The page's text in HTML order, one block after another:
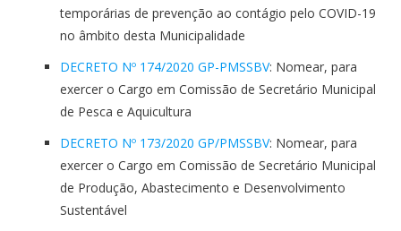
temporárias de prevenção ao contágio pelo COVID-19
no âmbito desta Municipalidade
DECRETO Nº 174/2020 GP-PMSSBV: Nomear, para
exercer o Cargo em Comissão de Secretário Municipal
de Pesca e Aquicultura
DECRETO Nº 173/2020 GP/PMSSBV: Nomear, para
exercer o Cargo em Comissão de Secretário Municipal
de Produção, Abastecimento e Desenvolvimento
Sustentável